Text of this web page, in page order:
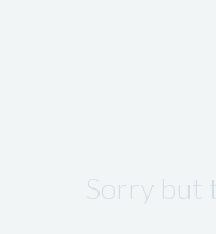
Sorry but